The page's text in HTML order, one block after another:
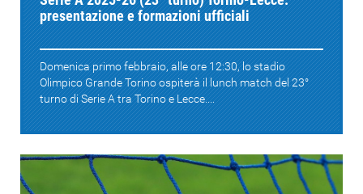
presentazione e formazioni ufficiali
Domenica primo febbraio, alle ore 12:30, lo stadio
Olimpico Grande Torino ospiterà il lunch match del 23°
turno di Serie A tra Torino e Lecce....